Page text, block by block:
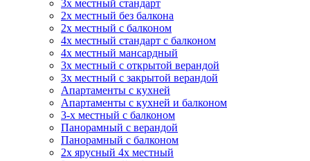
3х местный стандарт
2х местный без балкона
2х местный с балконом
4х местный стандарт с балконом
4х местный мансардный
3х местный с открытой верандой
3х местный с закрытой верандой
Апартаменты с кухней
Апартаменты с кухней и балконом
3-х местный с балконом
Панорамный с верандой
Панорамный с балконом
2х ярусный 4х местный